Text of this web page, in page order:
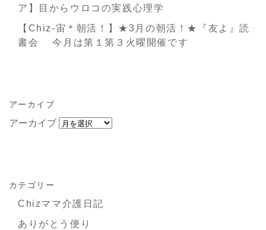
ア】目からウロコの実践心理学
【Chiz-宙＊朝活！】★3月の朝活！★『友よ』読
書会 今月は第１第３火曜開催です
アーカイブ
アーカイブ
カテゴリー
Chizママ介護日記
ありがとう便り